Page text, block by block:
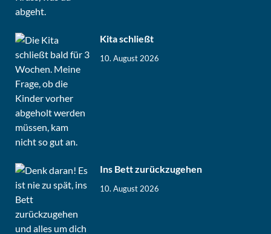
Kita schließt
10. August 2026
Ins Bett zurückzugehen
10. August 2026